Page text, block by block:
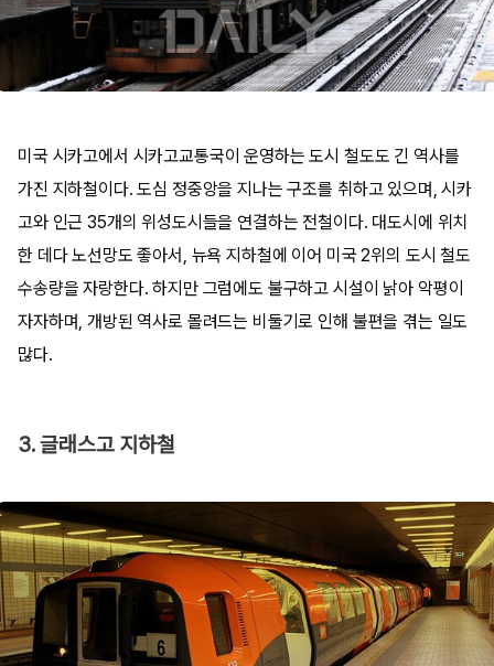
미국 시카고에서 시카고교통국이 운영하는 도시 철도도 긴 역사를
가진 지하철이다. 도심 정중앙을 지나는 구조를 취하고 있으며, 시카
고와 인근 35개의 위성도시들을 연결하는 전철이다. 대도시에 위치
한 데다 노선망도 좋아서, 뉴욕 지하철에 이어 미국 2위의 도시 철도
수송량을 자랑한다. 하지만 그럼에도 불구하고 시설이 낡아 악평이
자자하며, 개방된 역사로 몰려드는 비둘기로 인해 불편을 겪는 일도
많다.
3. 글래스고 지하철